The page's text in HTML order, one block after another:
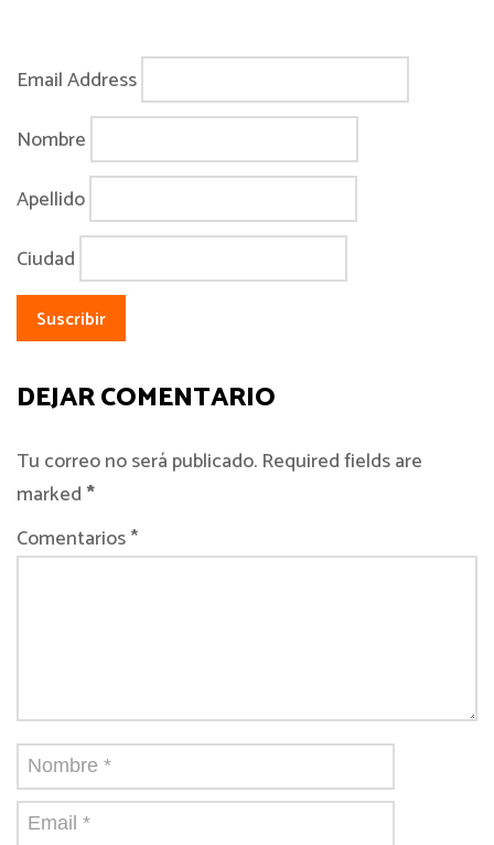
Email Address
Nombre
Apellido
Ciudad
DEJAR COMENTARIO
Tu correo no será publicado. Required fields are
marked*
Comentarios *